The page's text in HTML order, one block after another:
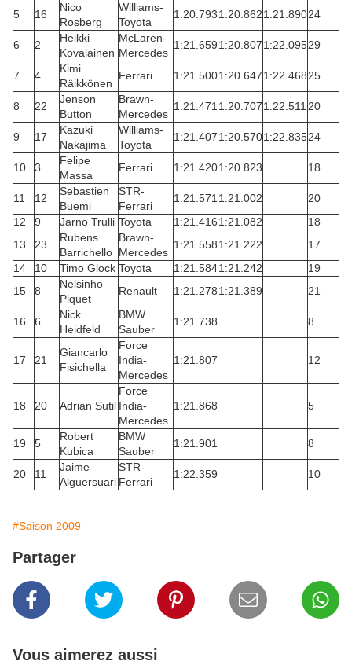
5 16
Nico
Rosberg
Williams-
Toyota
1:20.7931:20.8621:21.89024
6 2
Heikki
Kovalainen
McLaren-
Mercedes
1:21.6591:20.8071:22.09529
7 4
Kimi
Räikkönen
Ferrari 1:21.5001:20.6471:22.46825
8 22
Jenson
Button
Brawn-
Mercedes
1:21.471 1:20.7071:22.511 20
9 17
Kazuki
Nakajima
Williams-
Toyota
1:21.4071:20.5701:22.83524
10 3
Felipe
Massa
Ferrari 1:21.4201:20.823 18
11 12
Sebastien
Buemi
STR-
Ferrari
1:21.571 1:21.002
20
12
9 Jarno Trulli Toyota 1:21.4161:21.082
18
13
23
Rubens
Barrichello
Brawn-
Mercedes
1:21.5581:21.222
17
14
10 Timo Glock Toyota 1:21.5841:21.242
19
15
8
Nelsinho
Piquet
Renault 1:21.2781:21.389 21
16 6
Nick
Heidfeld
BMW
Sauber
1:21.738 8
17 21
Giancarlo
Fisichella
Force
India-
Mercedes
1:21.807 12
18 20 Adrian Sutil
Force
India-
Mercedes
1:21.868 5
19 5
Robert
Kubica
BMW
Sauber
1:21.901 8
20 11
Jaime
Alguersuari
STR-
Ferrari
1:22.359 10
#Saison 2009
Partager
Vous aimerez aussi